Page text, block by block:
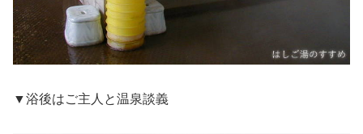
▼浴後はご主人と温泉談義